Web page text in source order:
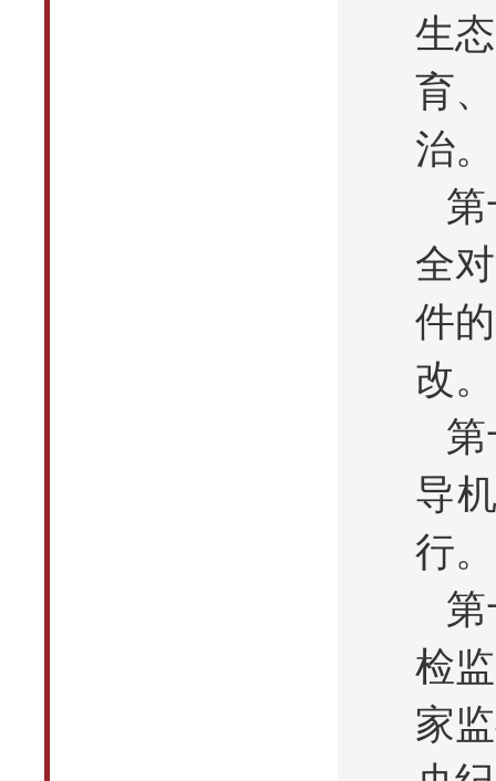
生
育
治。
全
件
改。
导
行。
检
家